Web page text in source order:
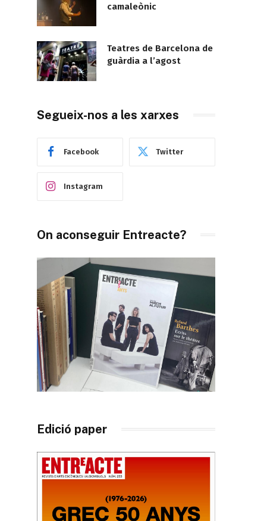
camaleònic
Teatres de Barcelona de
guàrdia a l’agost
Segueix-nos a les xarxes
Facebook Twitter
Instagram
On aconseguir Entreacte?
Edició paper